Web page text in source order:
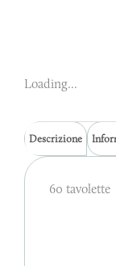
Loading...
Descrizione
60 tavolette